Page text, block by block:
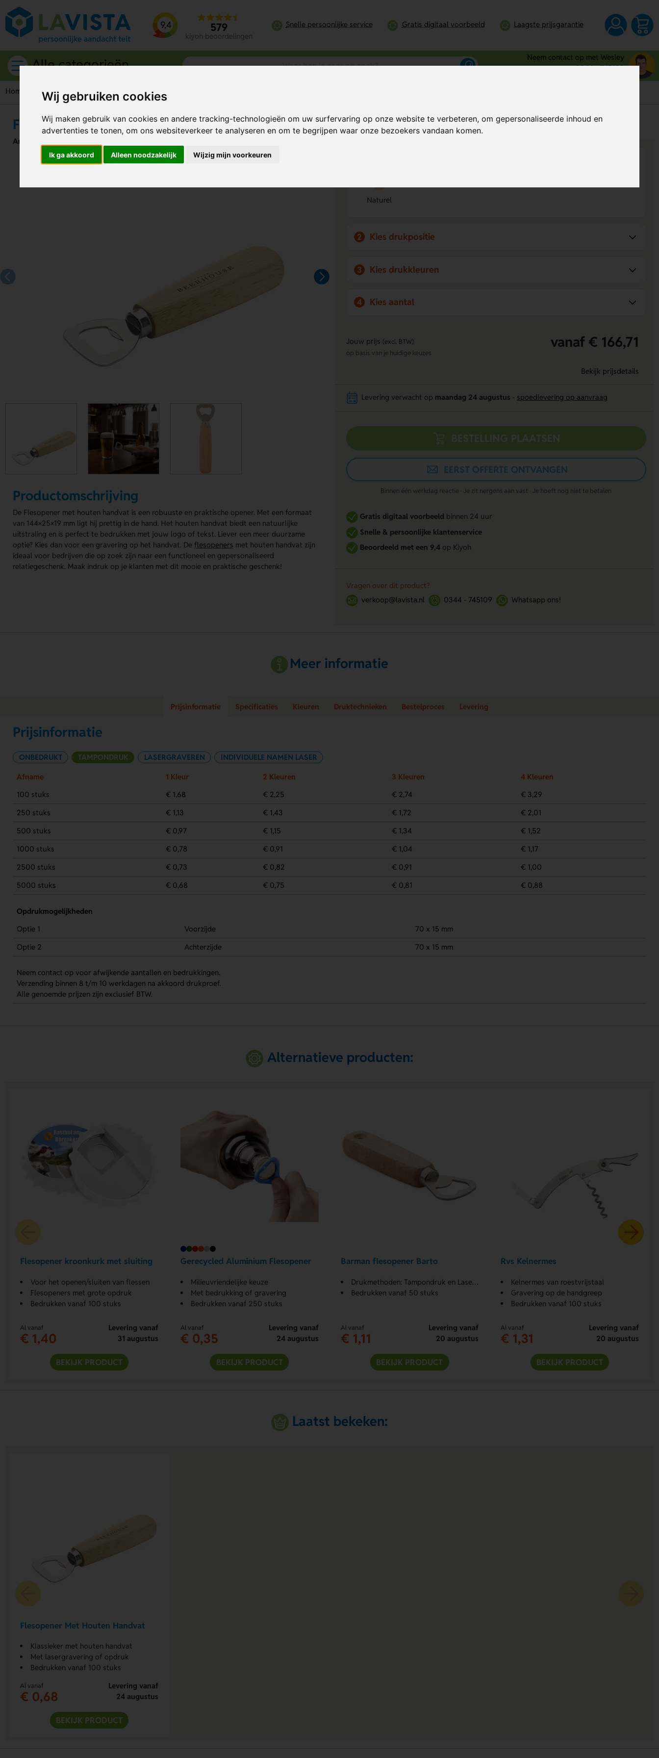
Wij gebruiken cookies
Wij maken gebruik van cookies en andere tracking-technologieën om uw surfervaring op onze website te verbeteren, om gepersonaliseerde inhoud en
advertenties te tonen, om ons websiteverkeer te analyseren en om te begrijpen waar onze bezoekers vandaan komen.
Ik ga akkoord Alleen noodzakelijk Wijzig mijn voorkeuren
9,4 579
kiyoh beoordelingen
Snelle persoonlijke service Gratis digitaal voorbeeld Laagste prijsgarantie
Alle categorieën
Neem contact op met Wesley
0344 - 745109
Home Flesopeners Flesopener Met Houten Handvat
Flesopener Met Houten Handvat
Artikelnummer:
Productomschrijving
De Flesopener met houten handvat is een robuuste en praktische opener. Met een formaat
van 144×25×19 mm ligt hij prettig in de hand. Het houten handvat biedt een natuurlijke
uitstraling en is perfect te bedrukken met jouw logo of tekst. Liever een meer duurzame
optie? Kies dan voor een gravering op het handvat. De flesopeners met houten handvat zijn
ideaal voor bedrijven die op zoek zijn naar een functioneel en gepersonaliseerd
relatiegeschenk. Maak indruk op je klanten met dit mooie en praktische geschenk!
Bereken mijn prijs Al vanaf€ 0,68 per stuk (excl. BTW)
Naturel
2 Kies drukpositie
3 Kies drukkleuren
4 Kies aantal
Jouw prijs (excl. BTW) vanaf € 166,71
op basis van je huidige keuzes
Bekijk prijsdetails
Levering verwacht op maandag 24 augustus spoedlevering op aanvraag
BESTELLING PLAATSEN
EERST OFFERTE ONTVANGEN
Binnen één werkdag reactie · Je zit nergens aan vast · Je hoeft nog niet te betalen
Gratis digitaal voorbeeldbinnen 24 uur
Snelle & persoonlijke klantenservice
Beoordeeld met een 9,4op Kiyoh
Vragen over dit product?
verkoop@lavista.nl
0344 - 745109 Whatsapp ons!
Meer informatie
Prijsinformatie Specificaties Kleuren Druktechnieken Bestelproces Levering
Prijsinformatie
ONBEDRUKT TAMPONDRUK LASERGRAVEREN INDIVIDUELE NAMEN LASER
Afname 1 Kleur 2 Kleuren 3 Kleuren
4 Kleuren
100 stuks
€ 1,68 € 2,25 € 2,74
€ 3,29
250 stuks
€ 1,13 € 1,43 € 1,72
€ 2,01
500 stuks
€ 0,97 € 1,15 € 1,34
€ 1,52
1000 stuks
€ 0,78 € 0,91 € 1,04
€ 1,17
2500 stuks
€ 0,73 € 0,82 € 0,91
€ 1,00
5000 stuks
€ 0,68 € 0,75 € 0,81 € 0,88
Opdrukmogelijkheden
Optie 1
Voorzijde
70 x 15 mm
Optie 2
Achterzijde 70 x 15 mm
Neem contact op voor afwijkende aantallen en bedrukkingen.
Verzending binnen 8 t/m 10 werkdagen na akkoord drukproef.
Alle genoemde prijzen zijn exclusief BTW.
Alternatieve producten:
Flesopener kroonkurk met sluiting
Voor het openen/sluiten van flessen
Flesopeners met grote opdruk
Bedrukken vanaf 100 stuks
Al vanaf
€ 1,40
Levering vanaf
31 augustus
BEKIJK PRODUCT
Gerecycled Aluminium Flesopener
Milieuvriendelijke keuze
Met bedrukking of gravering
Bedrukken vanaf 250 stuks
Al vanaf
€ 0,35
Levering vanaf
24 augustus
BEKIJK PRODUCT
Barman flesopener Barto
Drukmethoden: Tampondruk en Lasergraveren
Bedrukken vanaf 50 stuks
Al vanaf
€ 1,11
Levering vanaf
20 augustus
BEKIJK PRODUCT
Rvs Kelnermes
Kelnermes van roestvrijstaal
Gravering op de handgreep
Bedrukken vanaf 100 stuks
Al vanaf
€ 1,31
Levering vanaf
20 augustus
BEKIJK PRODUCT
Laatst bekeken:
Flesopener Met Houten Handvat
Klassieker met houten handvat
Met lasergravering of opdruk
Bedrukken vanaf 100 stuks
Al vanaf
€ 0,68
Levering vanaf
24 augustus
BEKIJK PRODUCT